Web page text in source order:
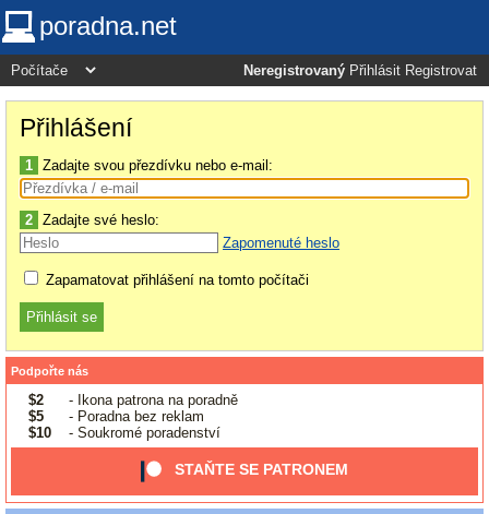
poradna.net
Neregistrovaný Přihlásit Registrovat
Přihlášení
1 Zadajte svou přezdívku nebo e-mail:
2 Zadajte své heslo:
Zapomenuté heslo
Zapamatovat přihlášení na tomto počítači
Podpořte nás
$2
- Ikona patrona na poradně
$5
- Poradna bez reklam
$10
- Soukromé poradenství
STAŇTE SE PATRONEM